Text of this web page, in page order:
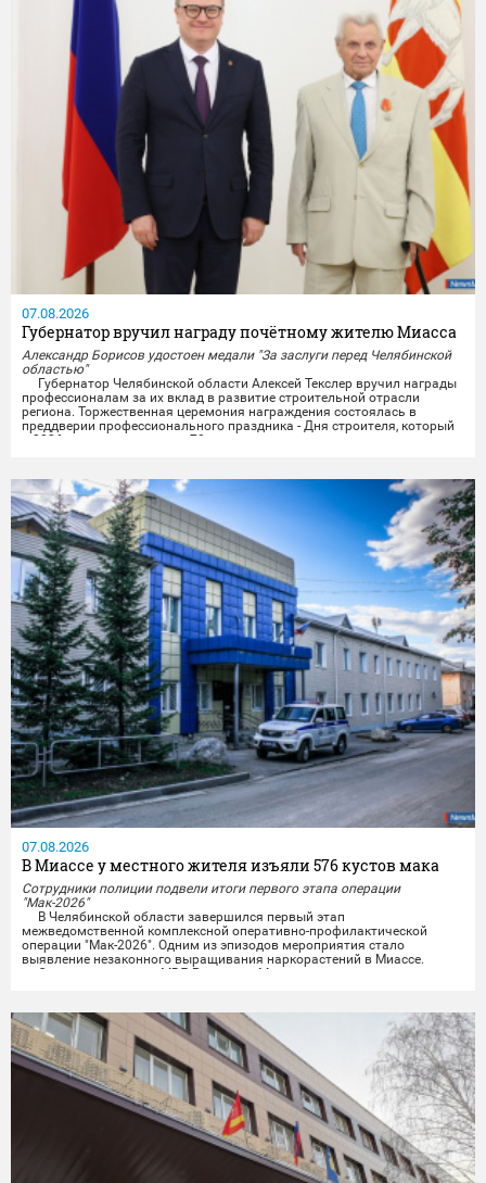
07.08.2026
Губернатор вручил награду почётному жителю Миасса
Александр Борисов удостоен медали "За заслуги перед Челябинской
областью"
Губернатор Челябинской области Алексей Текслер вручил награды
профессионалам за их вклад в развитие строительной отрасли
региона. Торжественная церемония награждения состоялась в
преддверии профессионального праздника - Дня строителя, который
в 2026 году отмечает свое 70-летие.
07.08.2026
В Миассе у местного жителя изъяли 576 кустов мака
Сотрудники полиции подвели итоги первого этапа операции
"Мак-2026"
В Челябинской области завершился первый этап
межведомственной комплексной оперативно-профилактической
операции "Мак-2026". Одним из эпизодов мероприятия стало
выявление незаконного выращивания наркорастений в Миассе.
Сотрудники отдела МВД России по Миассу совместно с
жителя,...